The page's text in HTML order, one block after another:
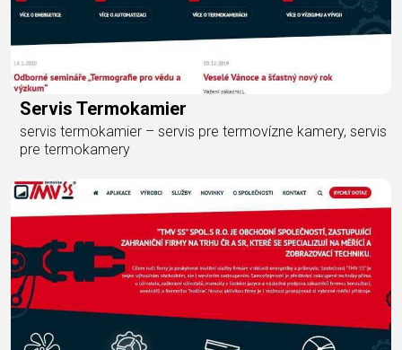
Servis Termokamier
servis termokamier – servis pre termovízne kamery, servis
pre termokamery